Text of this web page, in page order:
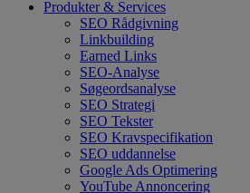
Produkter & Services
SEO Rådgivning
Linkbuilding
Earned Links
SEO-Analyse
Søgeordsanalyse
SEO Strategi
SEO Tekster
SEO Kravspecifikation
SEO uddannelse
Google Ads Optimering
YouTube Annoncering